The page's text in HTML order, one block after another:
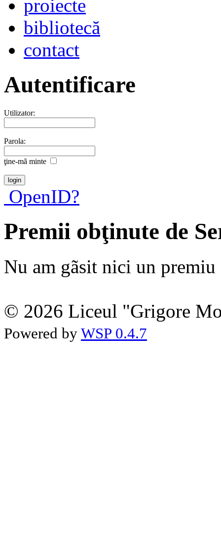
proiecte
bibliotecă
contact
Autentificare
Utilizator:
Parola:
ţine-mã minte
OpenID?
Premii obţinute de
Nu am gãsit nici un premiu
© 2026 Liceul "Grigore
Powered by WSP 0.4.7